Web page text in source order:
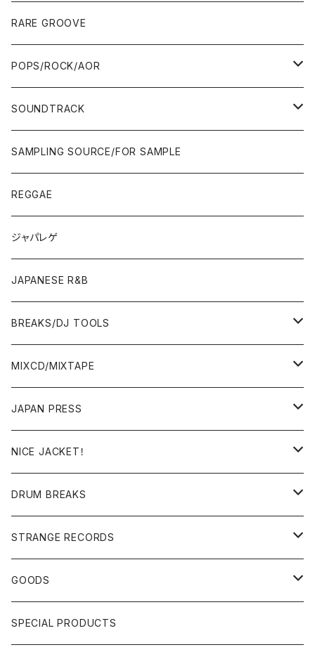
JAPAN ONLY RELEASE/REMIX
JAPAN ONLY RELEASE/REMIX
CD ALBUM
80'S
80'S
60'S/70'S
80'S
70'S
80'S
12"/7"
70'S
80'S
JAZZ
FUSION
RARE GROOVE
POPS/ROCK/AOR
POPS/S.S.W.
ROCK/AOR
SOUNDTRACK
LP
JAPANESE
OTHERS
7"/12"
JAPANESE
OTHERS
SAMPLING SOURCE/FOR SAMPLE
REGGAE
ジャパレゲ
JAPANESE R&B
BREAKS/DJ TOOLS
BREAKS/MEGAMIX/CUT UP
RE-EDIT/DJ TOOLS
MIXCD/MIXTAPE
MIXCD
日本語ラップ
JAPANESE DJ
MIXTAPE
JAPAN PRESS
LP(+ OBI)
7"/12"
NICE JACKET！
DONUTS 45
GIRLS
HIPHOP CLASSIC GALLERY
日本語ラップ CLASSIC GALLERY
DRUM BREAKS
US/UK/OTHERS
JAPANESE
STRANGE RECORDS
DRUM DRUM DRUM/KARAOKE
パチソン/AUDIO CHECK/LIBRARY
GOODS
BOOK
SPECIAL PRODUCTS